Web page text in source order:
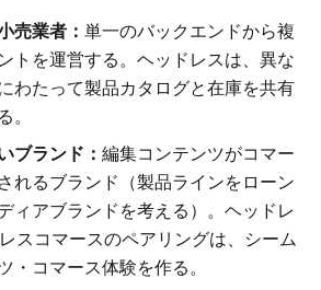
売業者： 単一のバックエンドから複
トを運営する。ヘッドレスは、異な
わたって製品カタログと在庫を共有
。
ブランド： 編集コンテンツがコマー
れるブランド（製品ラインをローン
ィアブランドを考える）。ヘッドレ
スコマースのペアリングは、シーム
・コマース体験を作る。